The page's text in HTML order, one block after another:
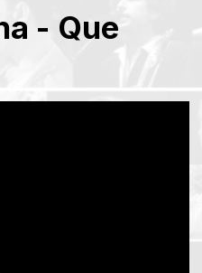
- Que